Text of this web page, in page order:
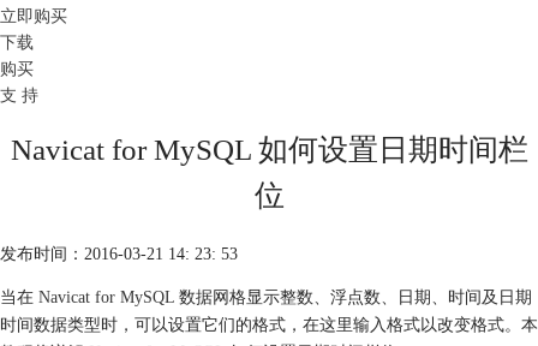
立即购买
下载
购买
支 持
Navicat for MySQL 如何设置日期时间栏
位
发布时间：2016-03-21 14: 23: 53
当在 Navicat for MySQL 数据网格显示整数、浮点数、日期、时间及日期
时间数据类型时，可以设置它们的格式，在这里输入格式以改变格式。本